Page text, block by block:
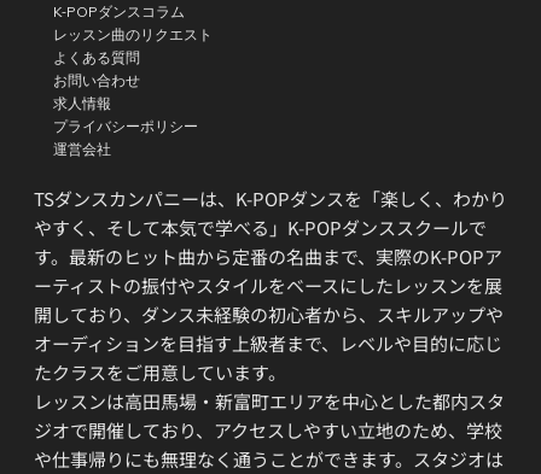
TSダンスカンパニーは、K-POPダンスを「楽しく、わかり
やすく、そして本気で学べる」K-POPダンススクールで
す。最新のヒット曲から定番の名曲まで、実際のK-POPア
ーティストの振付やスタイルをベースにしたレッスンを展
開しており、ダンス未経験の初心者から、スキルアップや
オーディションを目指す上級者まで、レベルや目的に応じ
たクラスをご用意しています。
レッスンは高田馬場・新富町エリアを中心とした都内スタ
ジオで開催しており、アクセスしやすい立地のため、学校
や仕事帰りにも無理なく通うことができます。スタジオは
K-POPダンスコラム
レッスン曲のリクエスト
よくある質問
お問い合わせ
求人情報
プライバシーポリシー
運営会社